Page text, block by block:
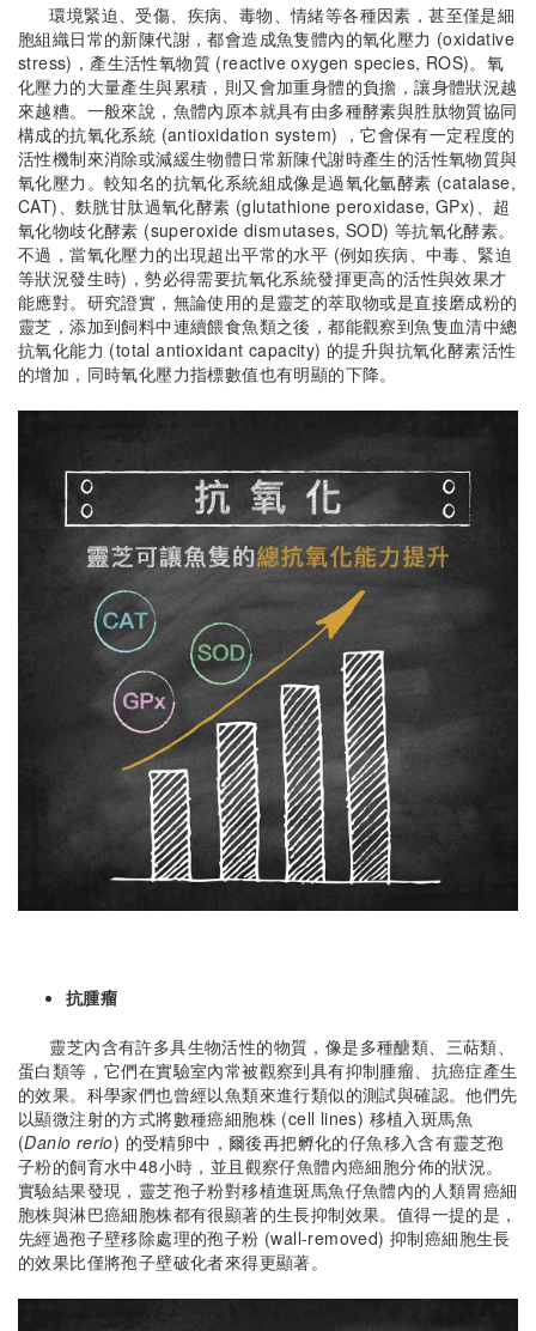
環境緊迫、受傷、疾病、毒物、情緒等各種因素，甚至僅是細
胞組織日常的新陳代謝，都會造成魚隻體內的氧化壓力 (oxidative
stress)，產生活性氧物質 (reactive oxygen species, ROS)。氧
化壓力的大量產生與累積，則又會加重身體的負擔，讓身體狀況越
來越糟。一般來說，魚體內原本就具有由多種酵素與胜肽物質協同
構成的抗氧化系統 (antioxidation system) ，它會保有一定程度的
活性機制來消除或減緩生物體日常新陳代謝時產生的活性氧物質與
氧化壓力。較知名的抗氧化系統組成像是過氧化氫酵素 (catalase,
CAT)、麩胱甘肽過氧化酵素 (glutathione peroxidase, GPx)、超
氧化物歧化酵素 (superoxide dismutases, SOD) 等抗氧化酵素。
不過，當氧化壓力的出現超出平常的水平 (例如疾病、中毒、緊迫
等狀況發生時)，勢必得需要抗氧化系統發揮更高的活性與效果才
能應對。研究證實，無論使用的是靈芝的萃取物或是直接磨成粉的
靈芝，添加到飼料中連續餵食魚類之後，都能觀察到魚隻血清中總
抗氧化能力 (total antioxidant capacity) 的提升與抗氧化酵素活性
的增加，同時氧化壓力指標數值也有明顯的下降。
抗腫瘤
靈芝內含有許多具生物活性的物質，像是多種醣類、三萜類、
蛋白類等，它們在實驗室內常被觀察到具有抑制腫瘤、抗癌症產生
的效果。科學家們也曾經以魚類來進行類似的測試與確認。他們先
以顯微注射的方式將數種癌細胞株 (cell lines) 移植入斑馬魚
(Danio rerio) 的受精卵中，爾後再把孵化的仔魚移入含有靈芝孢
子粉的飼育水中48小時，並且觀察仔魚體內癌細胞分佈的狀況。
實驗結果發現，靈芝孢子粉對移植進斑馬魚仔魚體內的人類胃癌細
胞株與淋巴癌細胞株都有很顯著的生長抑制效果。值得一提的是，
先經過孢子壁移除處理的孢子粉 (wall-removed) 抑制癌細胞生長
的效果比僅將孢子壁破化者來得更顯著。